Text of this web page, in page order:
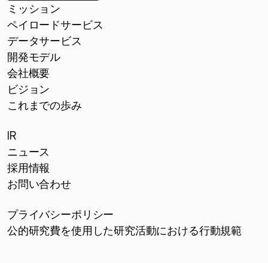
ミッション
ペイロードサービス
データサービス
開発モデル
会社概要
ビジョン
これまでの歩み
IR
ニュース
採用情報
お問い合わせ
プライバシーポリシー
公的研究費を使用した研究活動における行動規範